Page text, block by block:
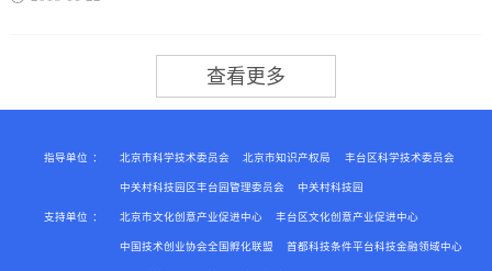
发的固定资产经费支出。（三）委托外单位开展研发的经费支出指企
不包括外协加工费。支持标准上一年度研发费用总额大于等于10万
元，小于100万元补助标准 5%大于等于100万...
长期专注并深耕于产业链中某个环节或某个产品，能为大企业、大项
目提供关键零部件、元器件和配套产品，以及专业生产的成套产品。
企业主导产品在国内细分行业中拥有较高的市场份额。 3.具有持
断创新并取得比较显著的效益，具有一定的示范推广价值。 4.管
理规范、信誉良好、社会责任感强，生产技术、工艺及产品质量性能
域国际领先企业的潜力。 ...
区高新技术企业二、资助方向2019年专利创业专项资金支持的重点方
向为：涉及中关村战略性新兴产业的专利项目；产学研结合的专利项
目；企业从大专院校、科研院所引进或合作开发实施的专利项目。
专项资助的企业不予以资助。...
2.同一单位当年不得同时申报专利创业资助项目和专利战略资助项
目。四、资助额度原则上给予每个拟资助项目10万元的支持，可根据
指导单位 ： 北京市科学技术委员会 北京市知识产权局 丰台区科学技术委员会
中关村科技园区丰台园管理委员会 中关村科技园
支持单位 ： 北京市文化创意产业促进中心 丰台区文化创意产业促进中心
中国技术创业协会全国孵化联盟 首都科技条件平台科技金融领域中心